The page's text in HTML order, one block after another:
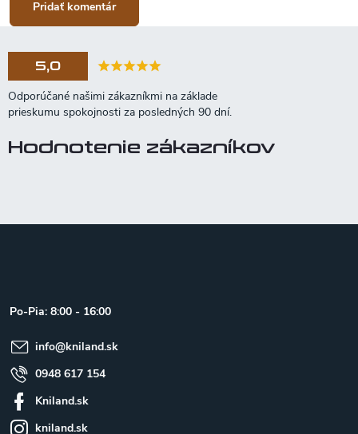
Pridať komentár
5,0
Hodnotenie zákazníkov
Po-Pia: 8:00 - 16:00
info@kniland.sk
0948 617 154
Kniland.sk
kniland.sk